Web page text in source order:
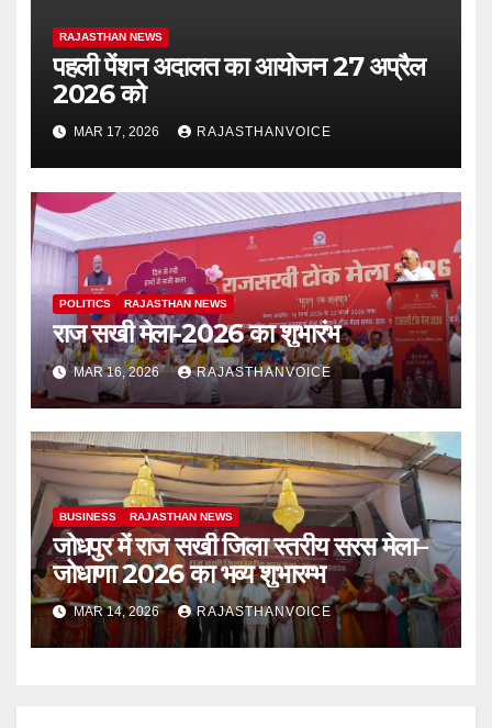
RAJASTHAN NEWS
पहली पेंशन अदालत का आयोजन 27 अप्रैल
2026 को
MAR 17, 2026 RAJASTHANVOICE
POLITICS RAJASTHAN NEWS
राज सखी मेला-2026 का शुभारंभ
MAR 16, 2026 RAJASTHANVOICE
BUSINESS RAJASTHAN NEWS
जोधपुर में राज सखी जिला स्तरीय सरस मेला–
जोधाणा 2026 का भव्य शुभारम्भ
MAR 14, 2026 RAJASTHANVOICE